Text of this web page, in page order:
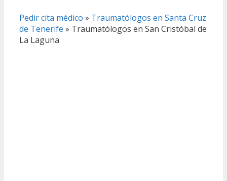
Pedir cita médico » Traumatólogos en Santa Cruz
de Tenerife » Traumatólogos en San Cristóbal de
La Laguna